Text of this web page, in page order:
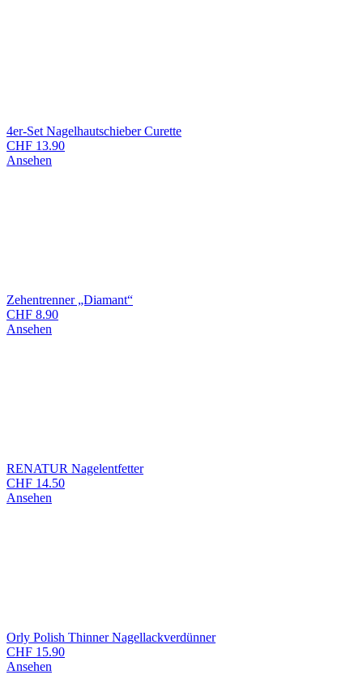
4er-Set Nagelhautschieber Curette
CHF 13.90
Ansehen
Zehentrenner „Diamant“
CHF 8.90
Ansehen
RENATUR Nagelentfetter
CHF 14.50
Ansehen
Orly Polish Thinner Nagellackverdünner
CHF 15.90
Ansehen